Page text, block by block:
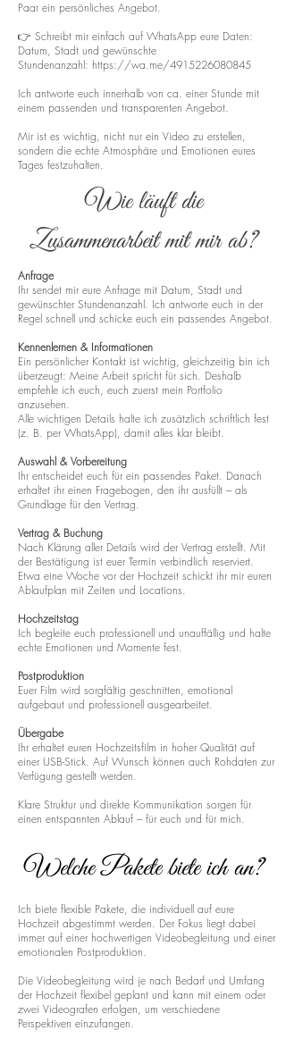
Paar ein persönliches Angebot.
👉 Schreibt mir einfach auf WhatsApp eure Daten:
Datum, Stadt und gewünschte
Stundenanzahl: https://wa.me/4915226080845
Ich antworte euch innerhalb von ca. einer Stunde mit
einem passenden und transparenten Angebot.
Mir ist es wichtig, nicht nur ein Video zu erstellen,
sondern die echte Atmosphäre und Emotionen eures
Tages festzuhalten.
Wie läuft die
Zusammenarbeit mit mir ab?
Anfrage
Ihr sendet mir eure Anfrage mit Datum, Stadt und
gewünschter Stundenanzahl. Ich antworte euch in der
Regel schnell und schicke euch ein passendes Angebot.
Kennenlernen & Informationen
Ein persönlicher Kontakt ist wichtig, gleichzeitig bin ich
überzeugt: Meine Arbeit spricht für sich. Deshalb
empfehle ich euch, euch zuerst mein Portfolio
anzusehen.
Alle wichtigen Details halte ich zusätzlich schriftlich fest
(z. B. per WhatsApp), damit alles klar bleibt.
Auswahl & Vorbereitung
Ihr entscheidet euch für ein passendes Paket. Danach
erhaltet ihr einen Fragebogen, den ihr ausfüllt – als
Grundlage für den Vertrag.
Vertrag & Buchung
Nach Klärung aller Details wird der Vertrag erstellt. Mit
der Bestätigung ist euer Termin verbindlich reserviert.
Etwa eine Woche vor der Hochzeit schickt ihr mir euren
Ablaufplan mit Zeiten und Locations.
Hochzeitstag
Ich begleite euch professionell und unauffällig und halte
echte Emotionen und Momente fest.
Postproduktion
Euer Film wird sorgfältig geschnitten, emotional
aufgebaut und professionell ausgearbeitet.
Übergabe
Ihr erhaltet euren Hochzeitsfilm in hoher Qualität auf
einer USB-Stick. Auf Wunsch können auch Rohdaten zur
Verfügung gestellt werden.
Klare Struktur und direkte Kommunikation sorgen für
einen entspannten Ablauf – für euch und für mich.
Welche Pakete biete ich an?
Ich biete flexible Pakete, die individuell auf eure
Hochzeit abgestimmt werden. Der Fokus liegt dabei
immer auf einer hochwertigen Videobegleitung und einer
emotionalen Postproduktion.
Die Videobegleitung wird je nach Bedarf und Umfang
der Hochzeit flexibel geplant und kann mit einem oder
zwei Videografen erfolgen, um verschiedene
Perspektiven einzufangen.